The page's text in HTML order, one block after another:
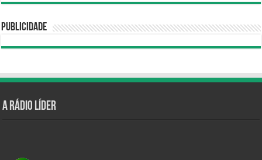
Publicidade
A Rádio Líder